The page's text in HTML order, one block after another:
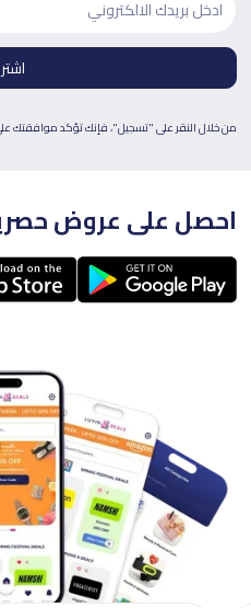
من خلال النقر على "تسجيل"، فإنك تؤكد موافقتك
احصل على عروض